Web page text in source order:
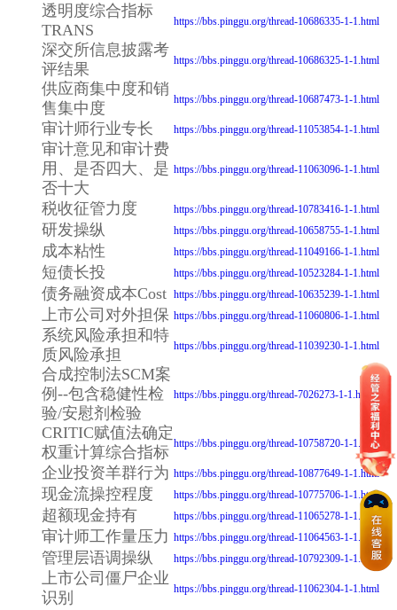
透明度综合指标
TRANS
https://bbs.pinggu.org/thread-10686335-1-1.html
深交所信息披露考
评结果
https://bbs.pinggu.org/thread-10686325-1-1.html
供应商集中度和销
售集中度
https://bbs.pinggu.org/thread-10687473-1-1.html
审计师行业专长 https://bbs.pinggu.org/thread-11053854-1-1.html
审计意见和审计费
用、是否四大、是
否十大
https://bbs.pinggu.org/thread-11063096-1-1.html
税收征管力度 https://bbs.pinggu.org/thread-10783416-1-1.html
研发操纵 https://bbs.pinggu.org/thread-10658755-1-1.html
成本粘性 https://bbs.pinggu.org/thread-11049166-1-1.html
短债长投 https://bbs.pinggu.org/thread-10523284-1-1.html
债务融资成本Cost https://bbs.pinggu.org/thread-10635239-1-1.html
上市公司对外担保 https://bbs.pinggu.org/thread-11060806-1-1.html
系统风险承担和特
质风险承担
https://bbs.pinggu.org/thread-11039230-1-1.html
合成控制法SCM案
例--包含稳健性检
验/安慰剂检验
https://bbs.pinggu.org/thread-7026273-1-1.html
CRITIC赋值法确定
权重计算综合指标 https://bbs.pinggu.org/thread-10758720-1-1.html
企业投资羊群行为 https://bbs.pinggu.org/thread-10877649-1-1.html
现金流操控程度 https://bbs.pinggu.org/thread-10775706-1-1.html
超额现金持有 https://bbs.pinggu.org/thread-11065278-1-1.html
审计师工作量压力 https://bbs.pinggu.org/thread-11064563-1-1.html
管理层语调操纵 https://bbs.pinggu.org/thread-10792309-1-1.html
上市公司僵尸企业
识别
https://bbs.pinggu.org/thread-11062304-1-1.html